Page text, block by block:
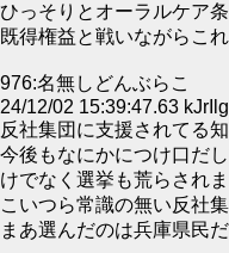
ひっそりとオーラルケア
既得権益と戦いながらこ
976:名無しどんぶらこ
24/12/02 15:39:47.63
反社集団に支援されてる
今後もなにかにつけ口だ
けでなく選挙も荒らされ
こいつら常識の無い反社
まあ選んだのは兵庫県民